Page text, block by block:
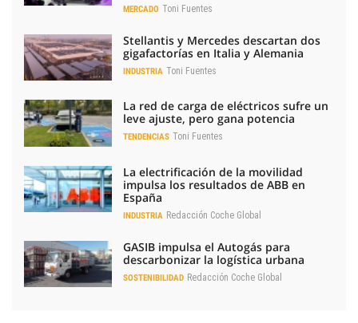
MERCADO Toni Fuentes
Stellantis y Mercedes descartan dos
gigafactorías en Italia y Alemania
INDUSTRIA Toni Fuentes
La red de carga de eléctricos sufre un
leve ajuste, pero gana potencia
TENDENCIAS Toni Fuentes
La electrificación de la movilidad
impulsa los resultados de ABB en
España
INDUSTRIA Redacción Coche Global
GASIB impulsa el Autogás para
descarbonizar la logística urbana
SOSTENIBILIDAD Redacción Coche Global